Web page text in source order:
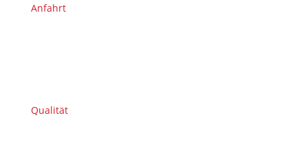
Anfahrt
Qualität